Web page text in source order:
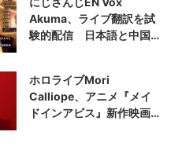
Akuma、ライブ翻訳を試
験的配信 日本語と中国
ホロライブMori
Calliope、アニメ『メイ
ドインアビス』新作映画